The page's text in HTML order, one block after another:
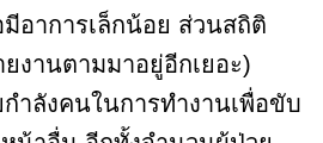
อาการเล็กน้อย ส่วนสถิติ
งานตามมาอยู่อีกเยอะ)
ำลังคนในการทำงานเพื่อขับ